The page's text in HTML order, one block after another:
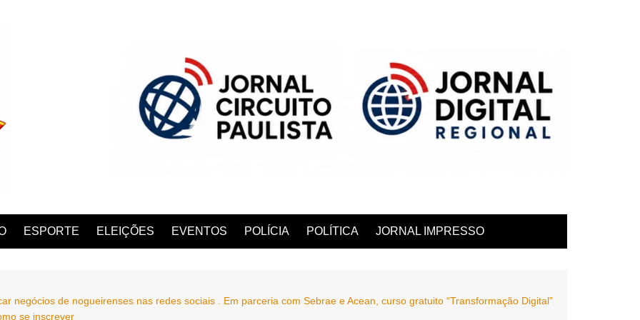
ESPORTE ELEIÇÕES EVENTOS POLÍCIA POLÍTICA JORNAL IMPRESSO
negócios de nogueirenses nas redes sociais . Em parceria com Sebrae e Acean, curso gratuito “Transformação Digital”
se inscrever